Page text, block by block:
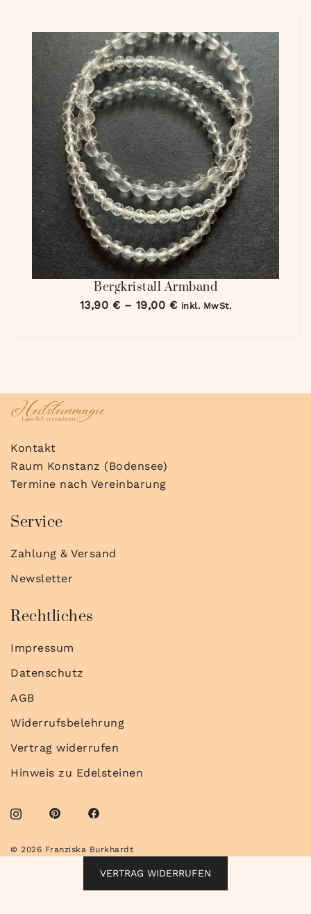
Bergkristall Armband
13,90 € – 19,00 € inkl. MwSt.
Kontakt
Raum Konstanz (Bodensee)
Termine nach Vereinbarung
Service
Zahlung & Versand
Newsletter
Rechtliches
Impressum
Datenschutz
AGB
Widerrufsbelehrung
Vertrag widerrufen
Hinweis zu Edelsteinen
© 2026 Franziska Burkhardt
VERTRAG WIDERRUFEN